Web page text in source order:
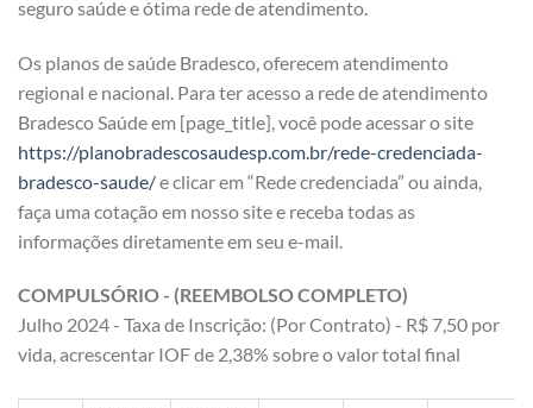
seguro saúde e ótima rede de atendimento.
Os planos de saúde Bradesco, oferecem atendimento
regional e nacional. Para ter acesso a rede de atendimento
Bradesco Saúde em [page_title], você pode acessar o site
https://planobradescosaudesp.com.br/rede-credenciada-
bradesco-saude/e clicar em “Rede credenciada” ou ainda,
faça uma cotação em nosso site e receba todas as
informações diretamente em seu e-mail.
COMPULSÓRIO - (REEMBOLSO COMPLETO)
Julho 2024 - Taxa de Inscrição: (Por Contrato) - R$ 7,50 por
vida, acrescentar IOF de 2,38% sobre o valor total final